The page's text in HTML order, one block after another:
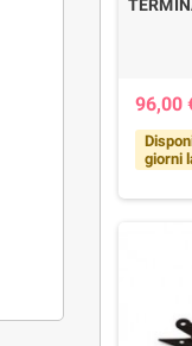
96,00
giorni